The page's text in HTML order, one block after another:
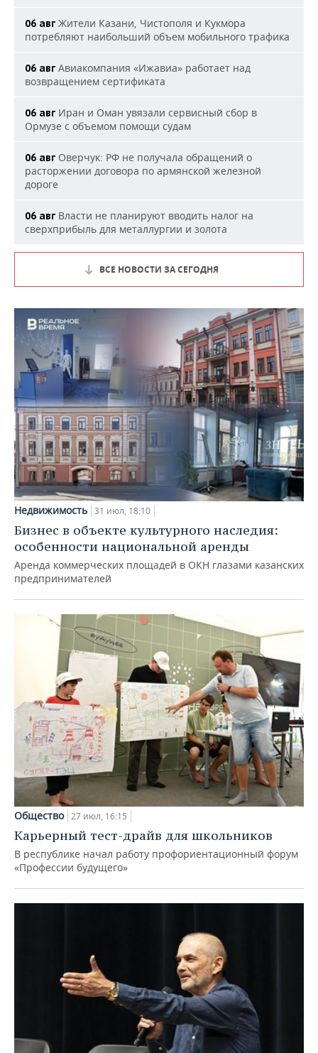
06 авг Жители Казани, Чистополя и Кукмора
потребляют наибольший объем мобильного трафика
06 авг Авиакомпания «Ижавиа» работает над
возвращением сертификата
06 авг Иран и Оман увязали сервисный сбор в
Ормузе с объемом помощи судам
06 авг Оверчук: РФ не получала обращений о
расторжении договора по армянской железной
дороге
06 авг Власти не планируют вводить налог на
сверхприбыль для металлургии и золота
ВСЕ НОВОСТИ ЗА СЕГОДНЯ
Недвижимость 31 июл, 18:10
Бизнес в объекте культурного наследия:
особенности национальной аренды
Аренда коммерческих площадей в ОКН глазами казанских
предпринимателей
Общество 27 июл, 16:15
Карьерный тест-драйв для школьников
В республике начал работу профориентационный форум
«Профессии будущего»